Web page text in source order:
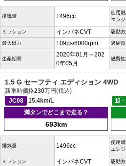
排気量 1496cc
使用
エンジ
ミッション インパネCVT 駆動
最大出力 109ps/6000rpm 過給器
生産期間
2020年01月～202
0年05月
燃費
1.5 G セーフティ エディション 4WD
新車時価格230万円(税込)
JC08
15.4km/L 10
満タンでどこまで走る？
693km
排気量 1496cc
使用
エンジ
ミッション インパネCVT 駆動